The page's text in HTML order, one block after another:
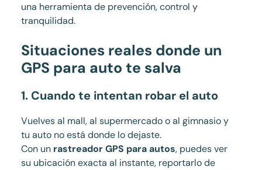
una herramienta de prevención, control y
tranquilidad.
Situaciones reales donde un
GPS para auto te salva
1. Cuando te intentan robar el auto
Vuelves al mall, al supermercado o al gimnasio y
tu auto no está donde lo dejaste.
Con un rastreador GPS para autos, puedes ver
su ubicación exacta al instante, reportarlo de